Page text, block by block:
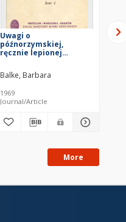
Uwagi o
późnorzymskiej,
ręcznie lepionej
Balke, Barbara
1969
Journal/Article
More